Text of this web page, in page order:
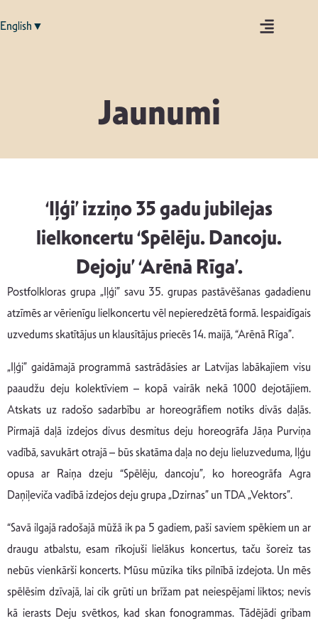
English▼
Jaunumi
‘Iļģi’ izziņo 35 gadu jubilejas
lielkoncertu ‘Spēlēju. Dancoju.
Dejoju’ ‘Arēnā Rīga’.
Postfolkloras grupa „Iļģi” savu 35. grupas pastāvēšanas gadadienu
atzīmēs ar vērienīgu lielkoncertu vēl nepieredzētā formā. Iespaidīgais
uzvedums skatītājus un klausītājus priecēs 14. maijā, “Arēnā Rīga”.
„Iļģi” gaidāmajā programmā sastrādāsies ar Latvijas labākajiem visu
paaudžu deju kolektīviem – kopā vairāk nekā 1000 dejotājiem.
Atskats uz radošo sadarbību ar horeogrāfiem notiks divās daļās.
Pirmajā daļā izdejos divus desmitus deju horeogrāfa Jāņa Purviņa
vadībā, savukārt otrajā – būs skatāma daļa no deju lieluzveduma, Iļģu
opusa ar Raiņa dzeju “Spēlēju, dancoju”, ko horeogrāfa Agra
Daņiļeviča vadībā izdejos deju grupa „Dzirnas” un TDA „Vektors”.
“Savā ilgajā radošajā mūžā ik pa 5 gadiem, paši saviem spēkiem un ar
draugu atbalstu, esam rīkojuši lielākus koncertus, taču šoreiz tas
nebūs vienkārši koncerts. Mūsu mūzika tiks pilnībā izdejota. Un mēs
spēlēsim dzīvajā, lai cik grūti un brīžam pat neiespējami liktos; nevis
kā ierasts Deju svētkos, kad skan fonogrammas. Tādējādi gribam